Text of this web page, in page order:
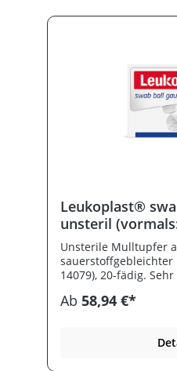
Leukoplast®
unsteril
Cotton Tupfer
Unsterile Mulltupfer
sauerstoffgebleichter
14079), 20-fädig.
Tupfer.
Ab 58,94 €*